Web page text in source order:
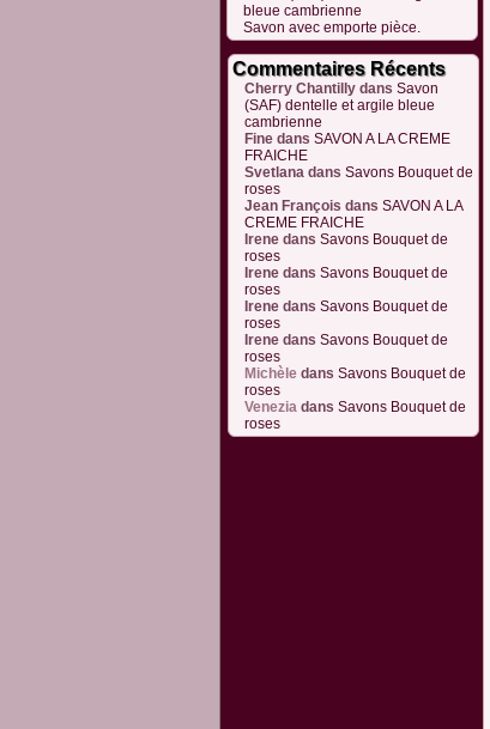
bleue cambrienne
Savon avec emporte pièce.
Commentaires Récents
Cherry Chantilly dans Savon
(SAF) dentelle et argile bleue
cambrienne
Fine dans SAVON A LA CREME
FRAICHE
Svetlana dans Savons Bouquet de
roses
Jean François dans SAVON A LA
CREME FRAICHE
Irene dans Savons Bouquet de
roses
Irene dans Savons Bouquet de
roses
Irene dans Savons Bouquet de
roses
Irene dans Savons Bouquet de
roses
Michèle dans Savons Bouquet de
roses
Venezia dans Savons Bouquet de
roses